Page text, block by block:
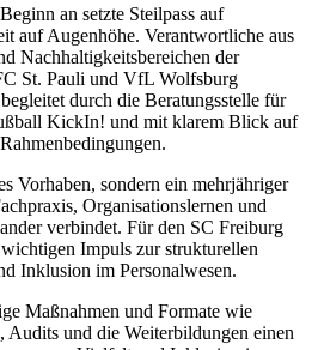
an setzte Steilpass auf
auf Augenhöhe. Verantwortliche aus
Nachhaltigkeitsbereichen der
St. Pauli und VfL Wolfsburg
durch die Beratungsstelle für
KickIn! und mit klarem Blick auf
Vorhaben, sondern ein mehrjähriger
Organisationslernen und
verbindet. Für den SC Freiburg
Impuls zur strukturellen
Inklusion im Personalwesen.
Maßnahmen und Formate wie
Audits und die Weiterbildungen einen